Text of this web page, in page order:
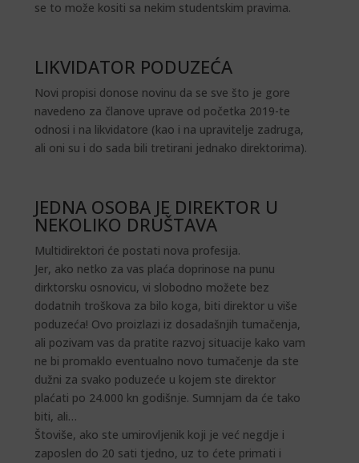
se to može kositi sa nekim studentskim pravima.
LIKVIDATOR PODUZEĆA
Novi propisi donose novinu da se sve što je gore
navedeno za članove uprave od početka 2019-te
odnosi i na likvidatore (kao i na upravitelje zadruga,
ali oni su i do sada bili tretirani jednako direktorima).
JEDNA OSOBA JE DIREKTOR U
NEKOLIKO DRUŠTAVA
Multidirektori će postati nova profesija.
Jer, ako netko za vas plaća doprinose na punu
dirktorsku osnovicu, vi slobodno možete bez
dodatnih troškova za bilo koga, biti direktor u više
poduzeća! Ovo proizlazi iz dosadašnjih tumačenja,
ali pozivam vas da pratite razvoj situacije kako vam
ne bi promaklo eventualno novo tumačenje da ste
dužni za svako poduzeće u kojem ste direktor
plaćati po 24.000 kn godišnje. Sumnjam da će tako
biti, ali…
Štoviše, ako ste umirovljenik koji je već negdje i
zaposlen do 20 sati tjedno, uz to ćete primati i